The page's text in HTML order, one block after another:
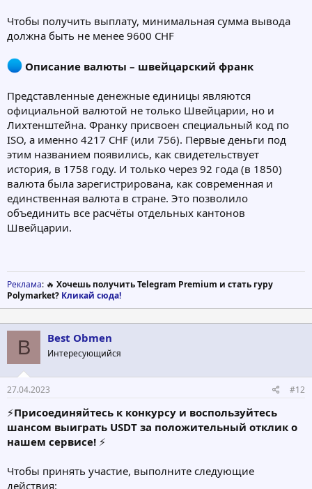
Чтобы получить выплату, минимальная сумма вывода
должна быть не менее 9600 CHF
Описание валюты – швейцарский франк
Представленные денежные единицы являются
официальной валютой не только Швейцарии, но и
Лихтенштейна. Франку присвоен специальный код по
ISO, а именно 4217 CHF (или 756). Первые деньги под
этим названием появились, как свидетельствует
история, в 1758 году. И только через 92 года (в 1850)
валюта была зарегистрирована, как современная и
единственная валюта в стране. Это позволило
объединить все расчёты отдельных кантонов
Швейцарии.
Реклама: 🔥 Хочешь получить Telegram Premium и стать гуру
Polymarket? Кликай сюда!
B Best Obmen
Интересующийся
27.04.2023 #12
⚡️Присоединяйтесь к конкурсу и воспользуйтесь
шансом выиграть USDT за положительный отклик о
нашем сервисе! ⚡️
Чтобы принять участие, выполните следующие
действия: